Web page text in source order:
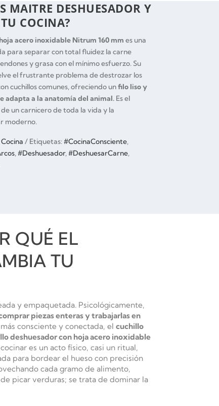
MAITRE DESHUESADOR Y
COCINA?
acero inoxidable Nitrum 160 mmes una
para separar con total fluidez la carne
y grasa con el mínimo esfuerzo. Su
el frustrante problema de destrozar los
cuchillos comunes, ofreciendo unfilo liso y
adapta a la anatomía del animal. Es el
un carnicero de toda la vida y la
moderno.
Etiquetas:#CocinaConsciente,
,#Deshuesador,#DeshuesarCarne,
QUÉ EL
TU
y empaquetada. Psicológicamente,
piezas enteras y trabajarlas en
consciente y conectada, el cuchillo
deshuesador con hoja acero inoxidable
es un acto físico, casi un ritual,
para bordear el hueso con precisión
cada gramo de alimento,
picar verduras; se trata de dominar la